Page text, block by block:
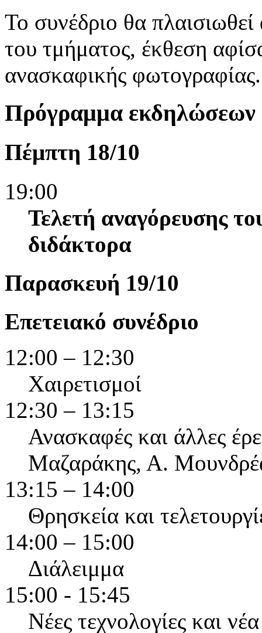
Το συνέδριο θα
του τμήματος, έκθεση
ανασκαφικής φωτογραφίας.
Πρόγραμμα εκδηλώσεων
Πέμπτη 18/10
19:00
Τελετή αναγόρευσης
διδάκτορα
Παρασκευή 19/10
Επετειακό συνέδριο
12:00 – 12:30
Χαιρετισμοί
12:30 – 13:15
Ανασκαφές και άλλες
Μαζαράκης, Α.
13:15 – 14:00
Θρησκεία και
14:00 – 15:00
Διάλειμμα
15:00 - 15:45
Νέες τεχνολογίες και